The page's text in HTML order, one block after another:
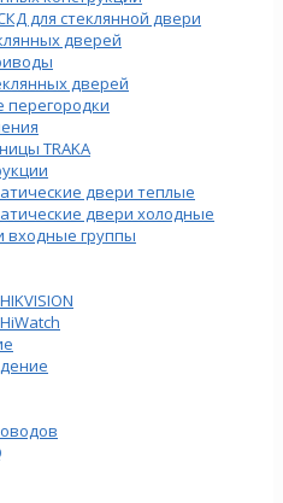
для стеклянной двери
дверей
дверей
TRAKA
двери теплые
двери холодные
входные группы